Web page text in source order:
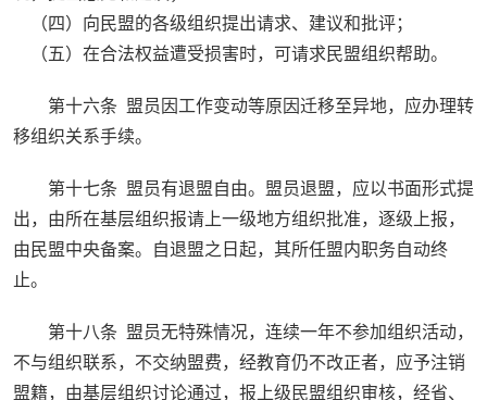
（四）向民盟的各级组织提出请求、建议和批评；
（五）在合法权益遭受损害时，可请求民盟组织帮助。
第十六条 盟员因工作变动等原因迁移至异地，应办理转
移组织关系手续。
第十七条 盟员有退盟自由。盟员退盟，应以书面形式提
出，由所在基层组织报请上一级地方组织批准，逐级上报，
由民盟中央备案。自退盟之日起，其所任盟内职务自动终
止。
第十八条 盟员无特殊情况，连续一年不参加组织活动，
不与组织联系，不交纳盟费，经教育仍不改正者，应予注销
盟籍，由基层组织讨论通过，报上级民盟组织审核，经省、